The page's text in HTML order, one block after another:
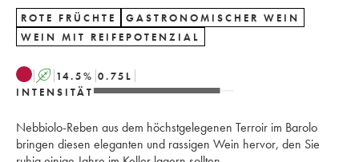
ROTE FRÜCHTE
GASTRONOMISCHER WEIN
WEIN MIT REIFEPOTENZIAL
A 14.5% 0.75 L
INTENSITÄT
Nebbiolo-Reben aus dem höchstgelegenen Terroir im Barolo
bringen diesen eleganten und rassigen Wein hervor, den Sie